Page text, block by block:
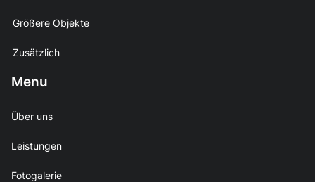
Größere Objekte
Zusätzlich
Menu
Über uns
Leistungen
Fotogalerie